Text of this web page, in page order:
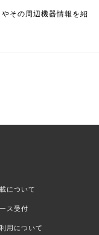
その周辺機器情報を紹
について
ス受付
用について